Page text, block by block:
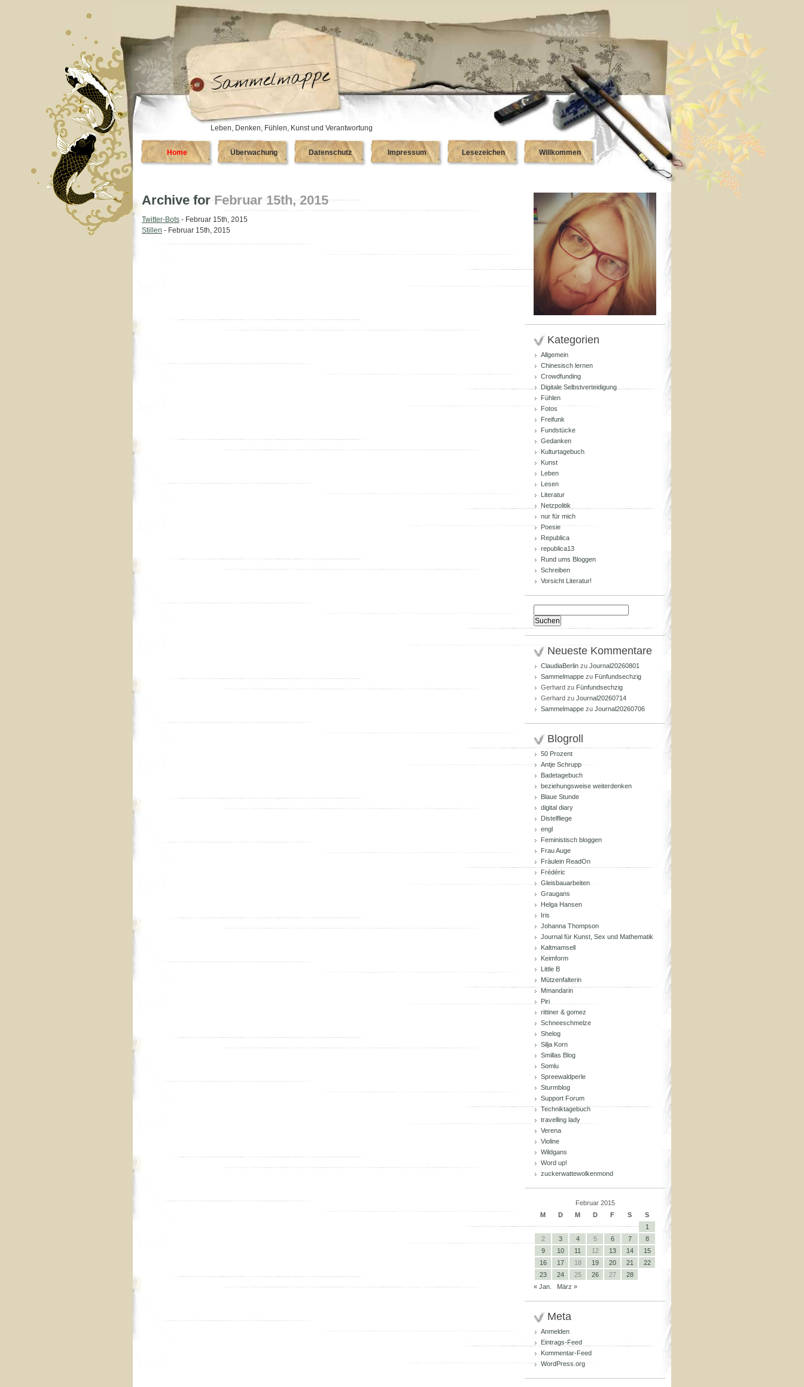
Leben, Denken, Fühlen, Kunst und Verantwortung
Home Überwachung Datenschutz Impressum Lesezeichen Willkommen
Archive for Februar 15th, 2015
Twitter-Bots - Februar 15th, 2015
Stillen - Februar 15th, 2015
Kategorien
Allgemein
Chinesisch lernen
Crowdfunding
Digitale Selbstverteidigung
Fühlen
Fotos
Freifunk
Fundstücke
Gedanken
Kulturtagebuch
Kunst
Leben
Lesen
Literatur
Netzpolitik
nur für mich
Poesie
Republica
republica13
Rund ums Bloggen
Schreiben
Vorsicht Literatur!
nach:
Neueste Kommentare
ClaudiaBerlin zu Journal20260801
Sammelmappe zu Fünfundsechzig
Gerhard zu Fünfundsechzig
Gerhard zu Journal20260714
Sammelmappe zu Journal20260706
Blogroll
50 Prozent
Antje Schrupp
Badetagebuch
beziehungsweise weiterdenken
Blaue Stunde
digital diary
Distelfliege
engl
Feministisch bloggen
Frau Auge
Fräulein ReadOn
Frédéric
Gleisbauarbeiten
Graugans
Helga Hansen
Iris
Johanna Thompson
Journal für Kunst, Sex und Mathematik
Kaltmamsell
Keimform
Little B
Mützenfalterin
Mmandarin
Piri
rittiner & gomez
Schneeschmelze
Shelog
Silja Korn
Smillas Blog
Somlu
Spreewaldperle
Sturmblog
Support Forum
Techniktagebuch
travelling lady
Verena
Violine
Wildgans
Word up!
zuckerwattewolkenmond
Februar 2015
M
D M D F S
S
1
2
3 4 5 6 7
8
9
10 11 12 13 14
15
16
17 18 19 20 21
22
23
24 25 26 27
28
« Jan.
März »
Meta
Anmelden
Eintrags-Feed
Kommentar-Feed
WordPress.org